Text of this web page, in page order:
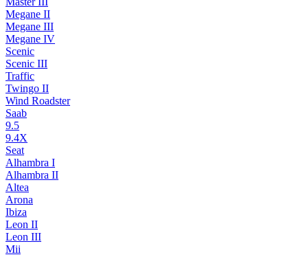
Megane II
Megane III
Megane IV
Scenic
Scenic III
Traffic
Twingo II
Wind Roadster
Saab
9.5
9.4X
Seat
Alhambra I
Alhambra II
Altea
Arona
Ibiza
Leon II
Leon III
Mii